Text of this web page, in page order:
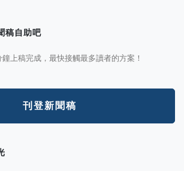
稿自助吧
上稿完成，最快接觸最多讀者的方案！
刊登新聞稿